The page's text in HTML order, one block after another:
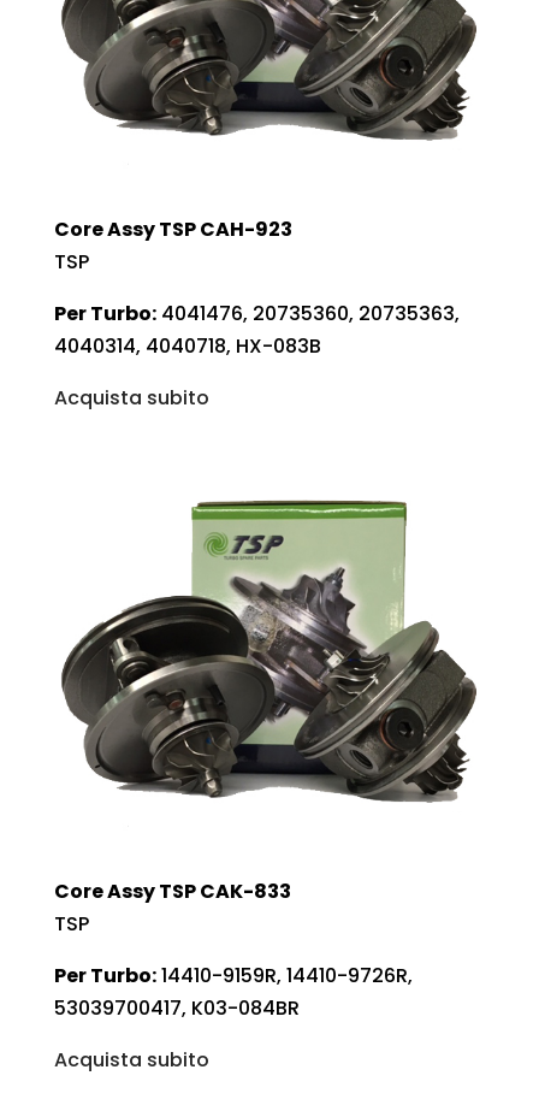
Core Assy TSP CAH-923
TSP
Per Turbo:4041476, 20735360, 20735363,
4040314, 4040718, HX-083B
Acquista subito
Core Assy TSP CAK-833
TSP
Per Turbo:14410-9159R, 14410-9726R,
53039700417, K03-084BR
Acquista subito